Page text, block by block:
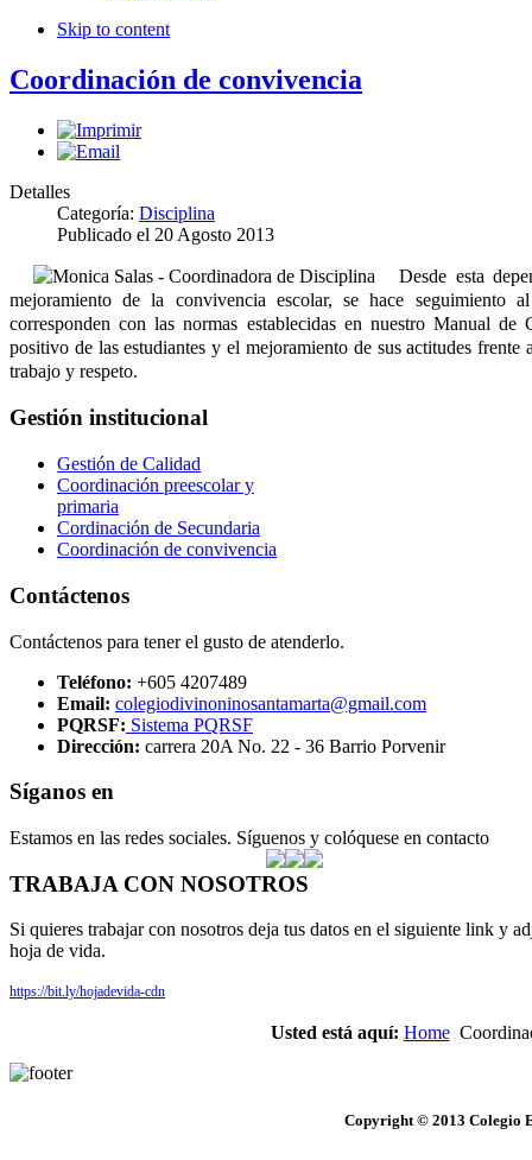
Skip to content
Coordinación de convivencia
Detalles
Categoría: Disciplina
Publicado el 20 Agosto 2013
Desde esta
mejoramiento de la convivencia escolar, se hace seguimiento
corresponden con las normas establecidas en nuestro Manual
positivo de las estudiantes y el mejoramiento de sus actitudes
trabajo y respeto.
Gestión institucional
Gestión de Calidad
Coordinación preescolar y
primaria
Cordinación de Secundaria
Coordinación de convivencia
Contáctenos
Contáctenos para tener el gusto de atenderlo.
Teléfono: +605 4207489
Email: colegiodivinoninosantamarta@gmail.com
PQRSF: Sistema PQRSF
Dirección: carrera 20A No. 22 - 36 Barrio Porvenir
Síganos en
Estamos en las redes sociales. Síguenos y colóquese en contacto
TRABAJA CON NOSOTROS
Si quieres trabajar con nosotros deja tus datos en el siguiente link y
hoja de vida.
https://bit.ly/hojadevida-cdn
Usted está aquí: Home
Copyright © 2013 Colegio